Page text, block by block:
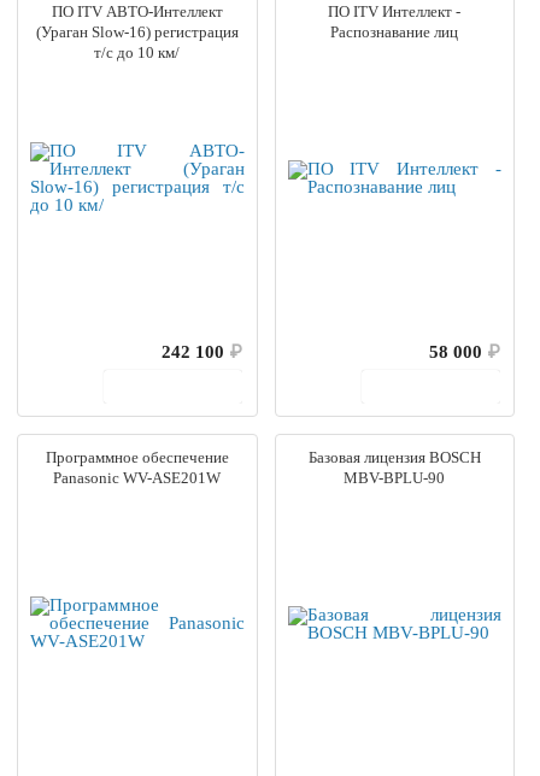
ПО ITV АВТО-Интеллект
(Ураган Slow-16) регистрация
т/с до 10 км/
242 100 ₽
ПО ITV Интеллект -
Распознавание лиц
58 000 ₽
Программное обеспечение
Panasonic WV-ASE201W
Базовая лицензия BOSCH
MBV-BPLU-90